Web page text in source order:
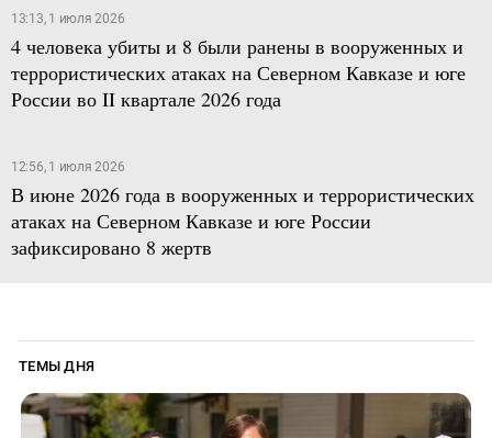
13:13, 1 июля 2026
4 человека убиты и 8 были ранены в вооруженных и
террористических атаках на Северном Кавказе и юге
России во II квартале 2026 года
12:56, 1 июля 2026
В июне 2026 года в вооруженных и террористических
атаках на Северном Кавказе и юге России
зафиксировано 8 жертв
ТЕМЫ ДНЯ